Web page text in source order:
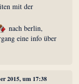
mit der
nach berlin,
eine info über
2015, um 17:38